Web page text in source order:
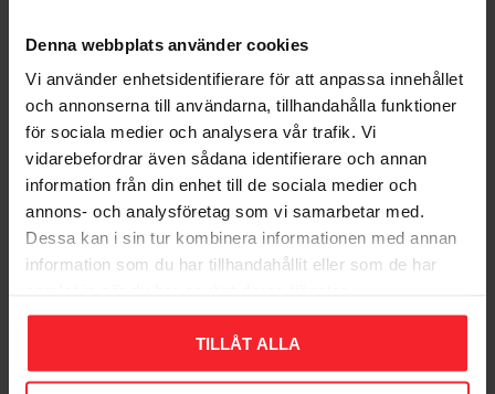
Denna webbplats använder cookies
Vi använder enhetsidentifierare för att anpassa innehållet
och annonserna till användarna, tillhandahålla funktioner
för sociala medier och analysera vår trafik. Vi
vidarebefordrar även sådana identifierare och annan
information från din enhet till de sociala medier och
annons- och analysföretag som vi samarbetar med.
Dessa kan i sin tur kombinera informationen med annan
information som du har tillhandahållit eller som de har
TILLÅT ALLA
Du
Strömbrytare Optima,
2-Pol, Matt Svart,
Snabbkoppling,
Malmbergs 1894451
EL1894451
116
Lägg till i favoriter